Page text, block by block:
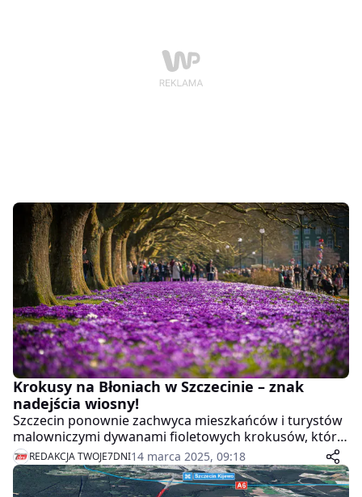
Krokusy na Błoniach w Szczecinie – znak
nadejścia wiosny!
Szczecin ponownie zachwyca mieszkańców i turystów
malowniczymi dywanami fioletowych krokusów, które
pokrywają Jasne Błonia. To jedno z najbardziej
fotogenicznych miejsc wiosną, przyciągające
spacerowiczów, fotografów i miłośników natury.
REDAKCJA TWOJE7DNI14 marca 2025, 09:18